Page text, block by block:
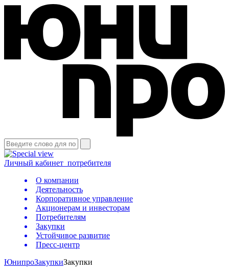
Личный кабинет потребителя
О компании
Деятельность
Корпоративное управление
Акционерам и инвесторам
Потребителям
Закупки
Устойчивое развитие
Пресс-центр
ЮнипроЗакупкиЗакупки